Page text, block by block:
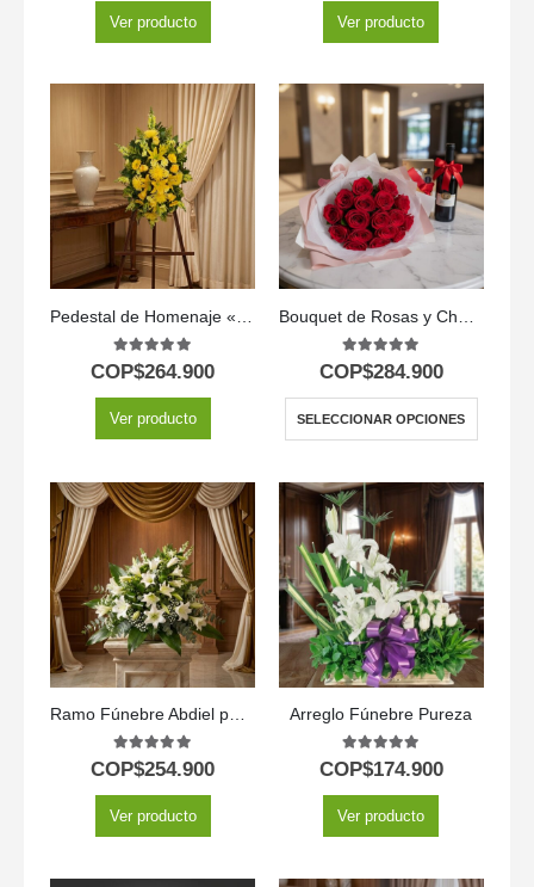
Ver producto Ver producto
Pedestal de Homenaje «El Legado de Sebastian» 🌿
5.00out of 5
COP$264.900
Ver producto
Bouquet de Rosas y Chocolates
5.00out of 5
COP$284.900
SELECCIONAR OPCIONES
Ramo Fúnebre Abdiel para un Adiós Respetuoso 🕊️
5.00out of 5
COP$254.900
Ver producto
Arreglo Fúnebre Pureza
5.00out of 5
COP$174.900
Ver producto